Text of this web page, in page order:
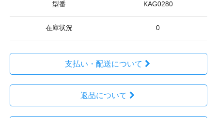
型番 KAG0280
在庫状況 0
支払い・配送について
返品について